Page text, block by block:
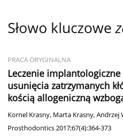
Słowo kluczowe
PRACA ORYGINALNA
Leczenie
usunięcia zatrzymanych
kością allogeniczną
Kornel Krasny, Marta Krasny,Andrzej
Prosthodontics 2017;67(4):364-373